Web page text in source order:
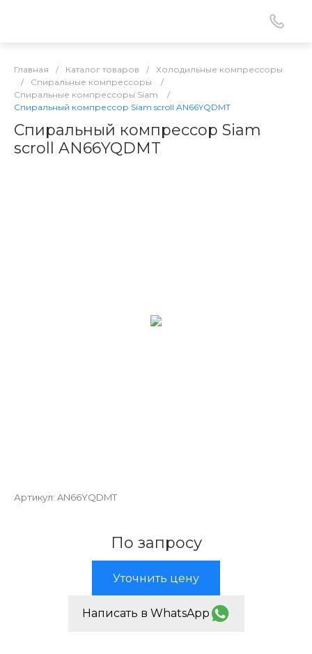
Главная / Каталог товаров /
Холодильные компрессоры
/
Спиральные компрессоры
/
Спиральные компрессоры Siam
/
Спиральный компрессор Siam scroll AN66YQDMT
Спиральный компрессор Siam
scroll AN66YQDMT
Артикул: AN66YQDMT
По запросу
Уточнить цену
Написать в WhatsApp